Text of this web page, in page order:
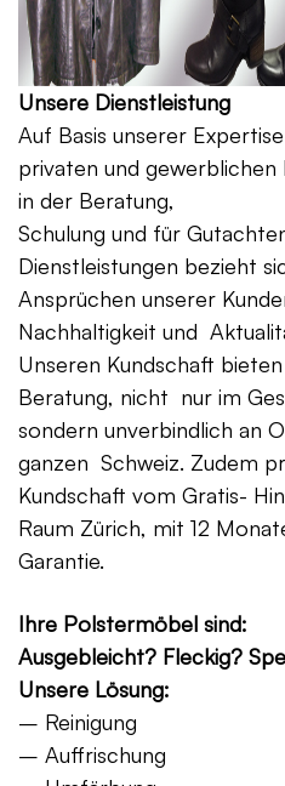
Unsere Dienstleistung
Auf Basis unserer
privaten und
in der Beratung,
Schulung und für
Dienstleistungen bezieht
Ansprüchen unserer
Nachhaltigkeit und
Unseren Kundschaft
Beratung, nicht nur im
sondern unverbindlich an
ganzen Schweiz. Zudem
Kundschaft vom Gratis-
Raum Zürich, mit 12
Garantie.
Ihre Polstermöbel sind:
Ausgebleicht? Fleckig?
Unsere Lösung:
– Reinigung
– Auffrischung